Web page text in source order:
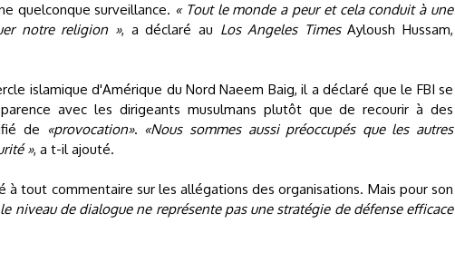
quelconque surveillance. « Tout le monde a peur et cela conduit à une
notre religion », a déclaré au Los Angeles TimesAyloush Hussam,
islamique d'Amérique du Nord Naeem Baig, il a déclaré que le FBI se
avec les dirigeants musulmans plutôt que de recourir à des
de «provocation». «Nous sommes aussi préoccupés que les autres
», a t-il ajouté.
à tout commentaire sur les allégations des organisations. Mais pour son
niveau de dialogue ne représente pas une stratégie de défense efficace